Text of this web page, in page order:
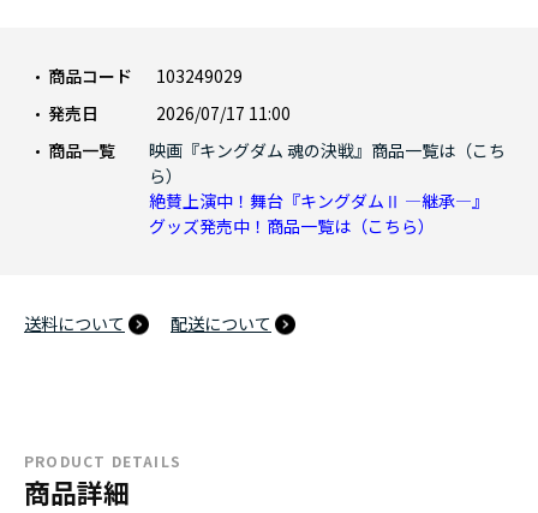
商品コード
103249029
発売日
2026/07/17 11:00
商品一覧
映画『キングダム 魂の決戦』商品一覧は（こち
ら）
絶賛上演中！舞台『キングダムⅡ ―継承―』
グッズ発売中！商品一覧は（こちら）
送料について 配送について
PRODUCT DETAILS
商品詳細